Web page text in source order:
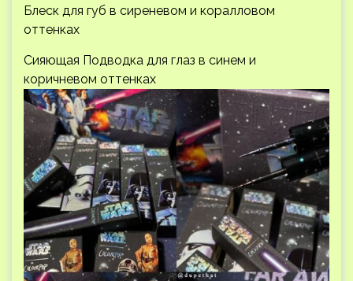
Блеск для губ в сиреневом и коралловом
оттенках
Сияющая Подводка для глаз в синем и
коричневом оттенках